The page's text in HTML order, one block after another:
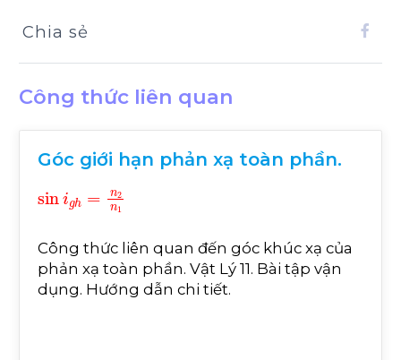
Chia sẻ
Công thức liên quan
Góc giới hạn phản xạ toàn phần.
sin i n2
Công thức liên quan đến góc khúc xạ của
phản xạ toàn phần. Vật Lý 11. Bài tập vận
dụng. Hướng dẫn chi tiết.